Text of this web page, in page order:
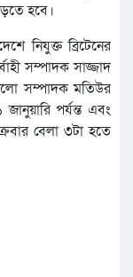
হবে।
নিযুক্ত ব্রিটেনের
সম্পাদক সাজ্জাদ
সম্পাদক মতিউর
পর্যন্ত এবং
বেলা ৩টা হতে